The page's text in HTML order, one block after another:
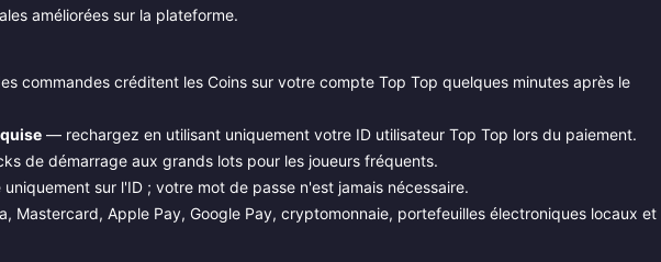
améliorées sur la plateforme.
commandes créditent les Coins sur votre compte Top Top quelques minutes après le
— rechargez en utilisant uniquement votre ID utilisateur Top Top lors du paiement.
de démarrage aux grands lots pour les joueurs fréquents.
sur l'ID ; votre mot de passe n'est jamais nécessaire.
Mastercard, Apple Pay, Google Pay, cryptomonnaie, portefeuilles électroniques locaux et